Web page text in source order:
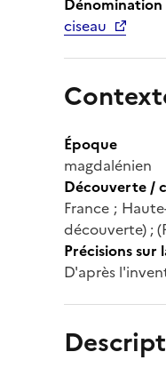
ciseau
Époque
magdalénien
Découverte /
France ;
découverte) ;
Précisions
D'après